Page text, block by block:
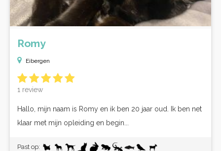
Romy
Eibergen
1 review
Hallo, mijn naam is Romy en ik ben 20 jaar oud. Ik ben net
klaar met mijn opleiding en begin...
Past op: